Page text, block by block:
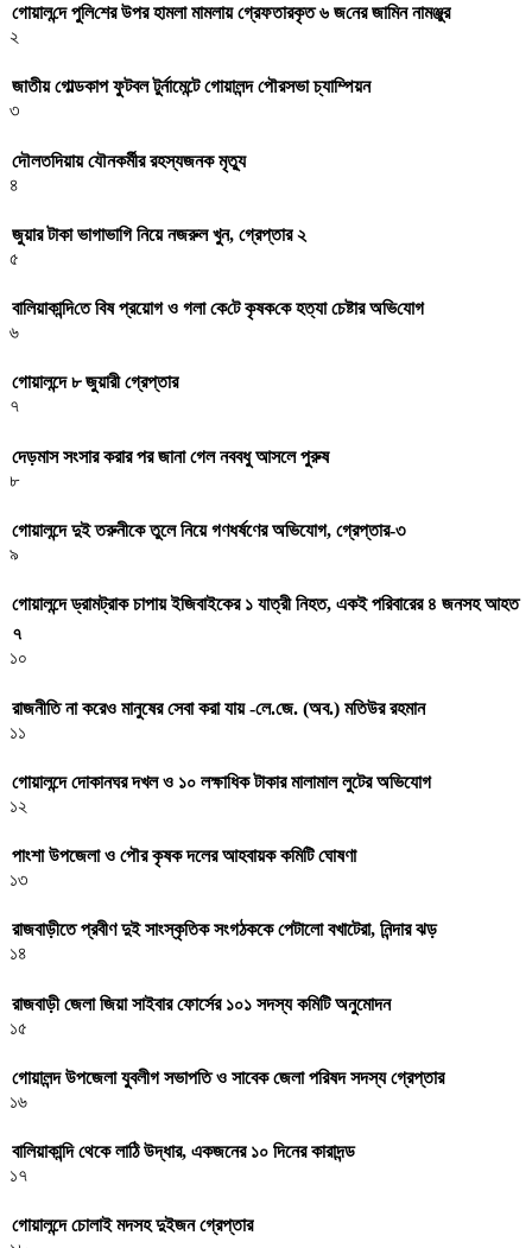
গোয়াল‌ন্দে পু‌লি‌শের উপর হামলা মামলায় গ্রেফতারকৃত ৬ জ‌নের জা‌মিন নামঞ্জুর
২
জাতীয় গোল্ডকাপ ফুটবল টুর্নামেন্টে গোয়ালন্দ পৌরসভা চ্যাম্পিয়ন
৩
দৌলতদিয়ায় যৌনকর্মীর রহস্যজনক মৃত্যু
৪
জুয়ার টাকা ভাগাভাগি নিয়ে নজরুল খুন, গ্রেপ্তার ২
৫
বা‌লিয়াকা‌ন্দি‌তে বিষ প্রয়োগ ও গলা কে‌টে কৃষক‌কে হত্যা চেষ্টার অ‌ভি‌যোগ
৬
গোয়ালন্দে ৮ জুয়ারী গ্রেপ্তার
৭
দেড়মাস সংসার করার পর জানা গেল নববধু আসলে পুরুষ
৮
গোয়ালন্দে দুই তরুনীকে তুলে নিয়ে গণধর্ষণের অভিযোগ, গ্রেপ্তার-৩
৯
গোয়ালন্দে ড্রামট্রাক চাপায় ইজিবাইকের ১ যাত্রী নিহত, একই পরিবারের ৪ জনসহ আহত
৭
১০
রাজনীতি না করেও মানুষের সেবা করা যায় -লে.জে. (অব.) মতিউর রহমান
১১
গোয়ালন্দে দোকানঘর দখল ও ১০ লক্ষাধিক টাকার মালামাল লুটের অভিযোগ
১২
পাংশা উপজেলা ও পৌর কৃষক দলের আহবায়ক কমিটি ঘোষণা
১৩
রাজবাড়ীতে প্রবীণ দুই সাংস্কৃতিক সংগঠককে পেটালো বখাটেরা, নিন্দার ঝড়
১৪
রাজবাড়ী জেলা জিয়া সাইবার ফোর্সের ১০১ সদস্য কমিটি অনুমোদন
১৫
গোয়ালন্দ উপজেলা যুবলীগ সভাপতি ও সাবেক জেলা পরিষদ সদস্য গ্রেপ্তার
১৬
বালিয়াকান্দি থেকে লাঠি উদ্ধার, একজনের ১০ দিনের কারাদন্ড
১৭
গোয়ালন্দে চোলাই মদসহ দুইজন গ্রেপ্তার